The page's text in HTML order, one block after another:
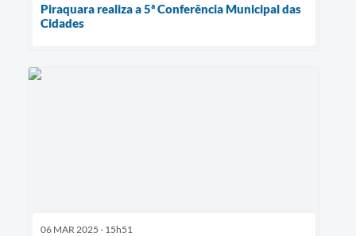
Piraquara realiza a 5ª Conferência Municipal das
Cidades
06 MAR 2025 - 15h51